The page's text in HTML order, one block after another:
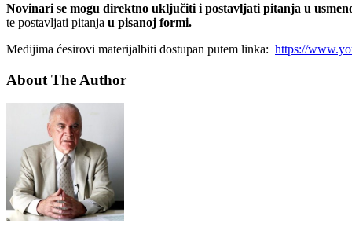
Novinari se mogu direktno uključiti i postavljati pitanja u
te postavljati pitanja u pisanoj formi.
Medijima ćesirovi materijalbiti dostupan putem linka: https://
About The Author